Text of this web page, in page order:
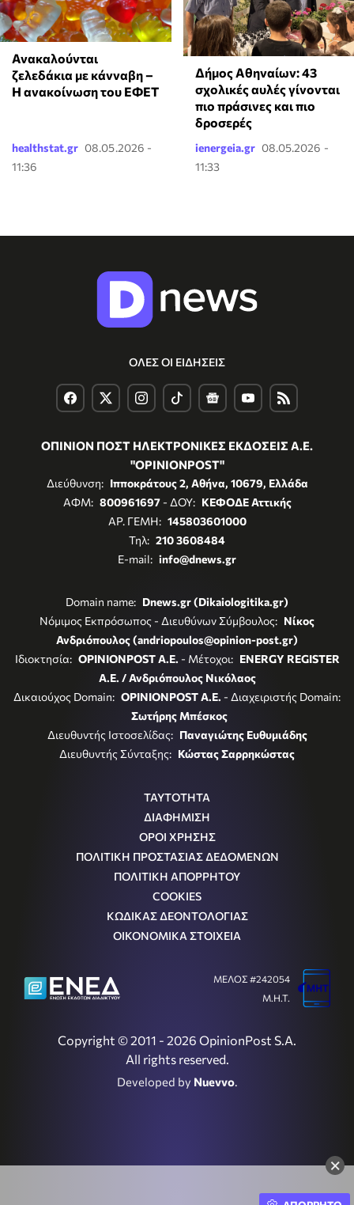
×
Ανακαλούνται
ζελεδάκια με κάνναβη –
Η ανακοίνωση του ΕΦΕΤ
healthstat.gr 08.05.2026 -
11:36
Δήμος Αθηναίων: 43
σχολικές αυλές γίνονται
πιο πράσινες και πιο
δροσερές
ienergeia.gr 08.05.2026 -
11:33
ΟΛΕΣ ΟΙ ΕΙΔΗΣΕΙΣ
ΟΠΙΝΙΟΝ ΠΟΣΤ ΗΛΕΚΤΡΟΝΙΚΕΣ ΕΚΔΟΣΕΙΣ Α.Ε.
"OPINIONPOST"
Διεύθυνση: Ιπποκράτους 2, Αθήνα, 10679, Ελλάδα
ΑΦΜ: 800961697- ΔΟΥ: ΚΕΦΟΔΕ Αττικής
ΑΡ. ΓΕΜΗ: 145803601000
Τηλ: 210 3608484
E-mail: info@dnews.gr
Domain name: Dnews.gr (Dikaiologitika.gr)
Νόμιμος Εκπρόσωπος - Διευθύνων Σύμβουλος: Νίκος
Ανδριόπουλος (andriopoulos@opinion-post.gr)
Ιδιοκτησία: OPINIONPOST A.E. - Μέτοχοι: ENERGY REGISTER
Α.Ε. / Ανδριόπουλος Νικόλαος
Δικαιούχος Domain: OPINIONPOST A.E. - Διαχειριστής Domain:
Σωτήρης Μπέσκος
Διευθυντής Ιστοσελίδας: Παναγιώτης Ευθυμιάδης
Διευθυντής Σύνταξης: Κώστας Σαρρηκώστας
ΤΑΥΤΟΤΗΤΑ
ΔΙΑΦΗΜΙΣΗ
ΟΡΟΙ ΧΡΗΣΗΣ
ΠΟΛΙΤΙΚΗ ΠΡΟΣΤΑΣΙΑΣ ΔΕΔΟΜΕΝΩΝ
ΠΟΛΙΤΙΚΗ ΑΠΟΡΡΗΤΟΥ
COOKIES
ΚΩΔΙΚΑΣ ΔΕΟΝΤΟΛΟΓΙΑΣ
ΟΙΚΟΝΟΜΙΚΑ ΣΤΟΙΧΕΙΑ
Copyright © 2011 - 2026 OpinionPost S.A.
All rights reserved.
Developed by Nuevvo.
ΜΕΛΟΣ #242054
Μ.Η.Τ.